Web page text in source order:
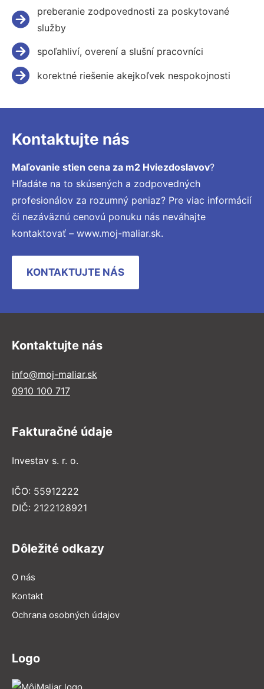
preberanie zodpovednosti za poskytované
služby
spoľahliví, overení a slušní pracovníci
korektné riešenie akejkoľvek nespokojnosti
Kontaktujte nás
Maľovanie stien cena za m2 Hviezdoslavov?
Hľadáte na to skúsených a zodpovedných
profesionálov za rozumný peniaz? Pre viac informácií
či nezáväznú cenovú ponuku nás neváhajte
kontaktovať – www.moj-maliar.sk.
KONTAKTUJTE NÁS
Kontaktujte nás
info@moj-maliar.sk
0910 100 717
Fakturačné údaje
Investav s. r. o.
IČO: 55912222
DIČ: 2122128921
Dôležité odkazy
O nás
Kontakt
Ochrana osobných údajov
Logo